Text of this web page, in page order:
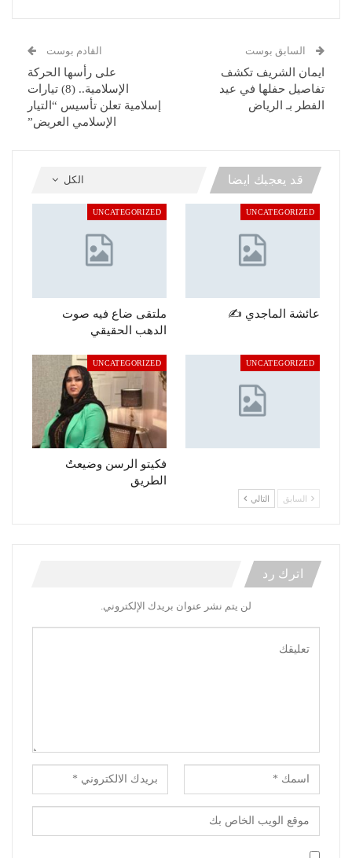
السابق بوست
ايمان الشريف تكشف
تفاصيل حفلها في عيد
الفطر بـ الرياض
القادم بوست
على رأسها الحركة
الإسلامية.. (8) تيارات
إسلامية تعلن تأسيس “التيار
الإسلامي العريض”
الكل قد يعجبك ايضا
UNCATEGORIZED
عائشة الماجدي ✍️
UNCATEGORIZED
ملتقى ضاع فيه صوت
الدهب الحقيقي
UNCATEGORIZED
UNCATEGORIZED
فكيتو الرسن وضيعتٌ
الطريق
السابق التالي
اترك رد
لن يتم نشر عنوان بريدك الإلكتروني.